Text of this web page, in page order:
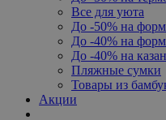
Все для уюта
До -50% на
До -40% на
До -40% на
Пляжные сумки
Товары из
Акции